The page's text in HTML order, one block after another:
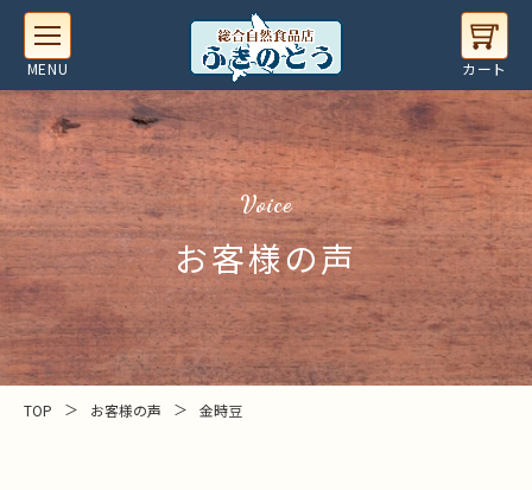
Voice
お客様の声
TOP ＞ お客様の声 ＞ 金時豆